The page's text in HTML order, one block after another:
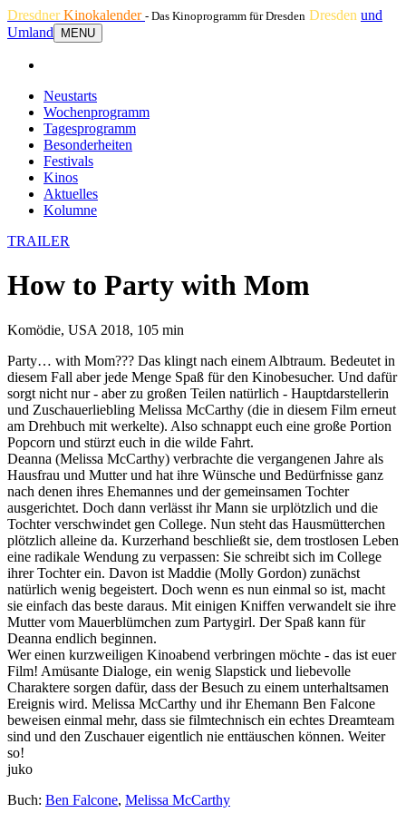
DresdnerKinokalender - Das Kinoprogramm für Dresden Dresden und
Umland
MENU
Neustarts
Wochenprogramm
Tagesprogramm
Besonderheiten
Festivals
Kinos
Aktuelles
Kolumne
TRAILER
How to Party with Mom
Komödie, USA 2018, 105 min
Party… with Mom??? Das klingt nach einem Albtraum. Bedeutet in
diesem Fall aber jede Menge Spaß für den Kinobesucher. Und dafür
sorgt nicht nur - aber zu großen Teilen natürlich - Hauptdarstellerin
und Zuschauerliebling Melissa McCarthy (die in diesem Film erneut
am Drehbuch mit werkelte). Also schnappt euch eine große Portion
Popcorn und stürzt euch in die wilde Fahrt.
Deanna (Melissa McCarthy) verbrachte die vergangenen Jahre als
Hausfrau und Mutter und hat ihre Wünsche und Bedürfnisse ganz
nach denen ihres Ehemannes und der gemeinsamen Tochter
ausgerichtet. Doch dann verlässt ihr Mann sie urplötzlich und die
Tochter verschwindet gen College. Nun steht das Hausmütterchen
plötzlich alleine da. Kurzerhand beschließt sie, dem trostlosen Leben
eine radikale Wendung zu verpassen: Sie schreibt sich im College
ihrer Tochter ein. Davon ist Maddie (Molly Gordon) zunächst
natürlich wenig begeistert. Doch wenn es nun einmal so ist, macht
sie einfach das beste daraus. Mit einigen Kniffen verwandelt sie ihre
Mutter vom Mauerblümchen zum Partygirl. Der Spaß kann für
Deanna endlich beginnen.
Wer einen kurzweiligen Kinoabend verbringen möchte - das ist euer
Film! Amüsante Dialoge, ein wenig Slapstick und liebevolle
Charaktere sorgen dafür, dass der Besuch zu einem unterhaltsamen
Ereignis wird. Melissa McCarthy und ihr Ehemann Ben Falcone
beweisen einmal mehr, dass sie filmtechnisch ein echtes Dreamteam
sind und den Zuschauer eigentlich nie enttäuschen können. Weiter
so!
juko
Buch: Ben Falcone, Melissa McCarthy